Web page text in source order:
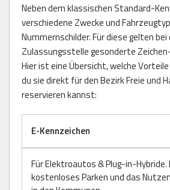
Neben dem klassischen Standard-
verschiedene Zwecke und
Nummernschilder. Für diese gelten bei
Zulassungsstelle gesonderte
Hier ist eine Übersicht, welche
du sie direkt für den Bezirk Freie und
reservieren kannst:
E-Kennzeichen
Für Elektroautos & Plug-in-
kostenloses Parken und das